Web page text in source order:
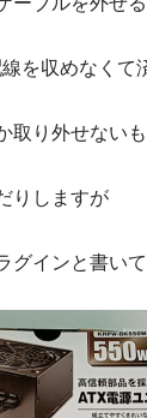
を収めなくて
取り外せない
りしますが
グインと書い